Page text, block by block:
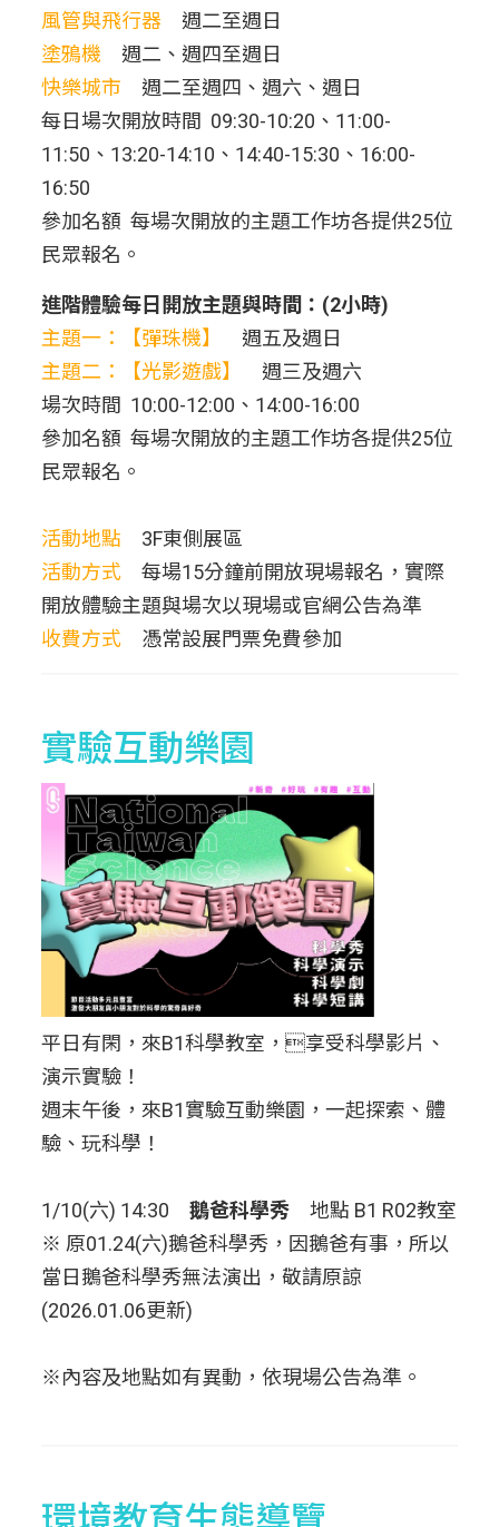
風管與飛行器 週二至週日
塗鴉機 週二、週四至週日
快樂城市 週二至週四、週六、週日
每日場次開放時間 09:30-10:20、11:00-
11:50、13:20-14:10、14:40-15:30、16:00-
16:50
參加名額 每場次開放的主題工作坊各提供25位
民眾報名。
進階體驗每日開放主題與時間：(2小時)
主題一：【彈珠機】
週五及週日
主題二：【光影遊戲】
週三及週六
場次時間 10:00-12:00、14:00-16:00
參加名額 每場次開放的主題工作坊各提供25位
民眾報名。
活動地點 3F東側展區
活動方式 每場15分鐘前開放現場報名，實際
開放體驗主題與場次以現場或官網公告為準
收費方式 憑常設展門票免費參加
實驗互動樂園
平日有閑，來B1科學教室，享受科學影片、
演示實驗！
週末午後，來B1實驗互動樂園，一起探索、體
驗、玩科學！
1/10(六) 14:30鵝爸科學秀 地點 B1 R02教室
※ 原01.24(六)鵝爸科學秀，因鵝爸有事，所以
當日鵝爸科學秀無法演出，敬請原諒
(2026.01.06更新)
※內容及地點如有異動，依現場公告為準。